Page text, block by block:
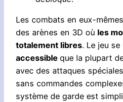
Les combats en eux-
des arènes en 3D où les
totalement libres. Le jeu
accessible que la plupart
avec des attaques
sans commandes
système de garde est